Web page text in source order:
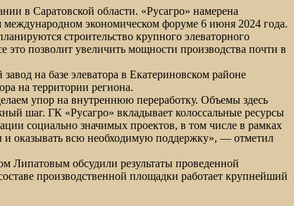
в Саратовской области. «Русагро» намерена
экономическом форуме 6 июня 2024 года.
строительство крупного элеваторного
позволит увеличить мощности производства почти в
на базе элеватора в Екатериновском районе
на территории региона.
упор на внутреннюю переработку. Объемы здесь
шаг. ГК «Русагро» вкладывает колоссальные ресурсы
социально значимых проектов, в том числе в рамках
и оказывать всю необходимую поддержку», — отметил
Липатовым обсудили результаты проведенной
производственной площадки работает крупнейший